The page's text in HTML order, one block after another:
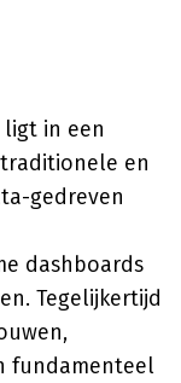
in een
en
gedreven
dashboards
Tegelijkertijd
fundamenteel